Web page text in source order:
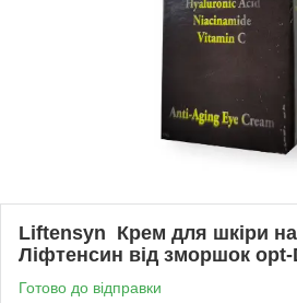
Liftensyn Крем для шкіри
Ліфтенсин від зморшок opt-
Готово до відправки